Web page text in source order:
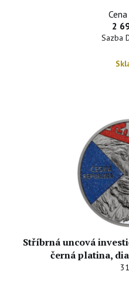
2
Sazba
Stříbrná uncová
černá platina,